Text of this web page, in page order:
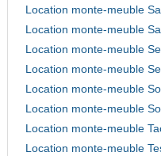
Location monte-meuble
Location monte-meuble
Location monte-meuble
Location monte-meuble
Location monte-meuble
Location monte-meuble
Location monte-meuble
Location monte-meuble